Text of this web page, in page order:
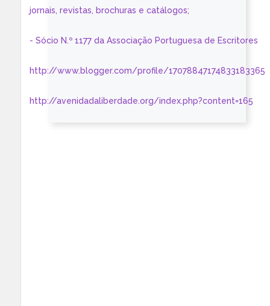
jornais, revistas, brochuras e catálogos;
- Sócio N.º 1177 da Associação Portuguesa de Escritores
http://www.blogger.com/profile/17078847174833183365
http://avenidadaliberdade.org/index.php?content=165